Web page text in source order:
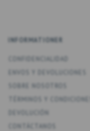
INFORMATIONER
CONFIDENCIALIDAD
TÉRMINOS Y CONDICIONES
CONTÁCTANOS